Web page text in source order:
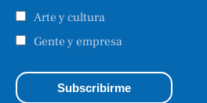
Arte y cultura
Gente y empresa